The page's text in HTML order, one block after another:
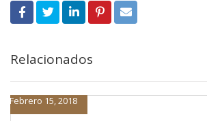
Relacionados
Febrero 15, 2018